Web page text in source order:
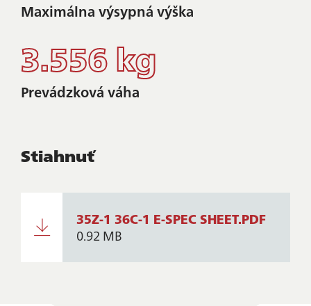
Maximálna výsypná výška
3.556 kg
Prevádzková váha
Stiahnuť
35Z-1 36C-1 E-SPEC SHEET.PDF
0.92 MB